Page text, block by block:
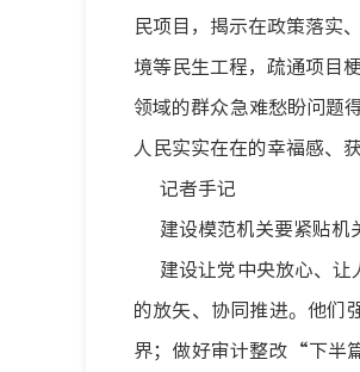
民项目，揭示在政策落实
境等民生工程，疏通项目
领域的群众急难愁盼问题
人民实实在在的幸福感、
记者手记
建设模范机关要紧贴机
建设让党中央放心、
的放矢、协同推进。他们
界；做好审计整改 “下半